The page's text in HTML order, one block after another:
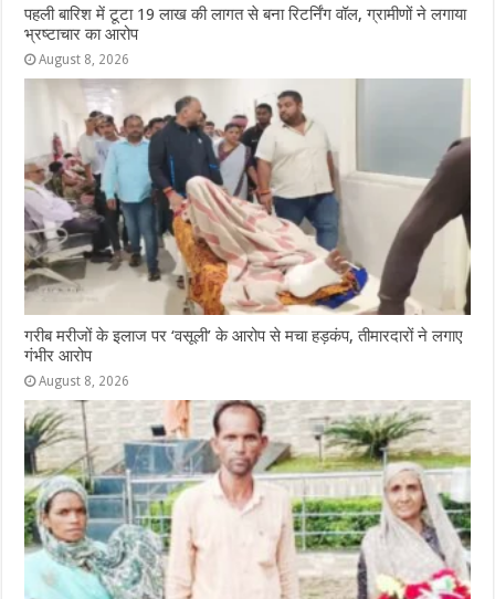
पहली बारिश में टूटा 19 लाख की लागत से बना रिटर्निंग वॉल, ग्रामीणों ने लगाया
भ्रष्टाचार का आरोप
August 8, 2026
गरीब मरीजों के इलाज पर ‘वसूली’ के आरोप से मचा हड़कंप, तीमारदारों ने लगाए
गंभीर आरोप
August 8, 2026